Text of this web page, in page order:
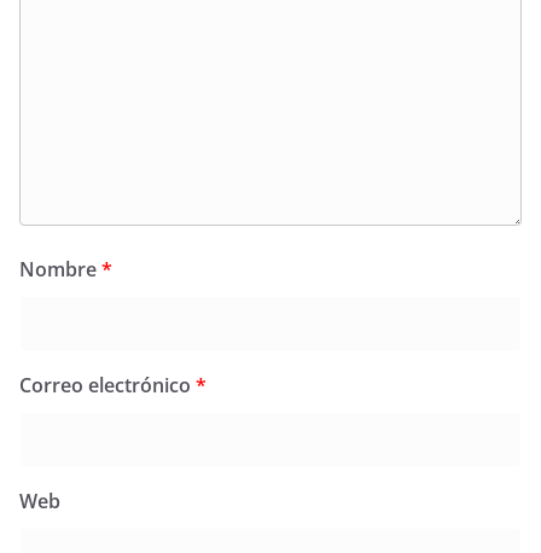
Nombre*
Correo electrónico *
Web